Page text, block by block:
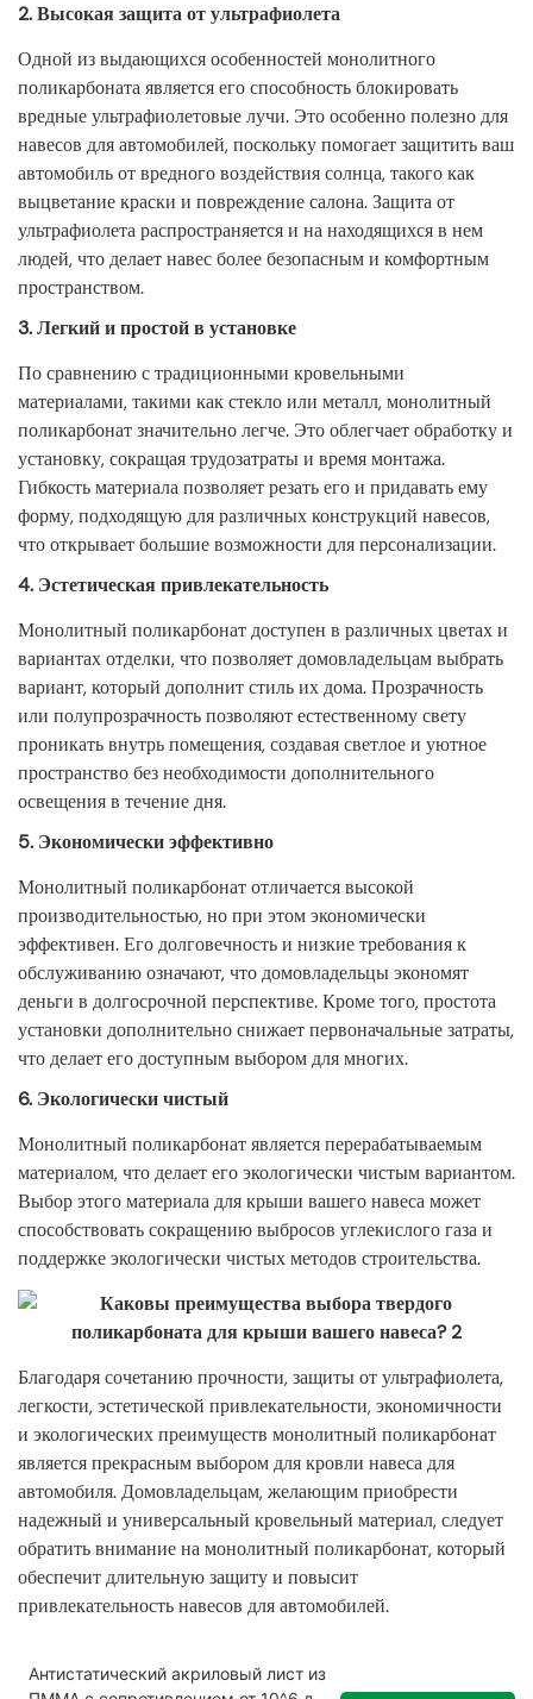
2.Высокая защита от ультрафиолета
Одной из выдающихся особенностей монолитного
поликарбоната является его способность блокировать
вредные ультрафиолетовые лучи. Это особенно полезно для
навесов для автомобилей, поскольку помогает защитить ваш
автомобиль от вредного воздействия солнца, такого как
выцветание краски и повреждение салона. Защита от
ультрафиолета распространяется и на находящихся в нем
людей, что делает навес более безопасным и комфортным
пространством.
3.Легкий и простой в установке
По сравнению с традиционными кровельными
материалами, такими как стекло или металл, монолитный
поликарбонат значительно легче. Это облегчает обработку и
установку, сокращая трудозатраты и время монтажа.
Гибкость материала позволяет резать его и придавать ему
форму, подходящую для различных конструкций навесов,
что открывает большие возможности для персонализации.
4. Эстетическая привлекательность
Монолитный поликарбонат доступен в различных цветах и ​​
вариантах отделки, что позволяет домовладельцам выбрать
вариант, который дополнит стиль их дома. Прозрачность
или полупрозрачность позволяют естественному свету
проникать внутрь помещения, создавая светлое и уютное
пространство без необходимости дополнительного
освещения в течение дня.
5. Экономически эффективно
Монолитный поликарбонат отличается высокой
производительностью, но при этом экономически
эффективен. Его долговечность и низкие требования к
обслуживанию означают, что домовладельцы экономят
деньги в долгосрочной перспективе. Кроме того, простота
установки дополнительно снижает первоначальные затраты,
что делает его доступным выбором для многих.
6. Экологически чистый
Монолитный поликарбонат является перерабатываемым
материалом, что делает его экологически чистым вариантом.
Выбор этого материала для крыши вашего навеса может
способствовать сокращению выбросов углекислого газа и
поддержке экологически чистых методов строительства.
Благодаря сочетанию прочности, защиты от ультрафиолета,
легкости, эстетической привлекательности, экономичности
и экологических преимуществ монолитный поликарбонат
является прекрасным выбором для кровли навеса для
автомобиля. Домовладельцам, желающим приобрести
надежный и универсальный кровельный материал, следует
обратить внимание на монолитный поликарбонат, который
обеспечит длительную защиту и повысит
привлекательность навесов для автомобилей.
Антистатический акриловый лист из